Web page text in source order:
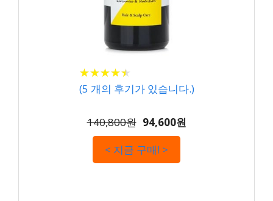
★★★★★
★★★★★
(5 개의 후기가 있습니다.)
140,800원 94,600원
< 지금 구매! >